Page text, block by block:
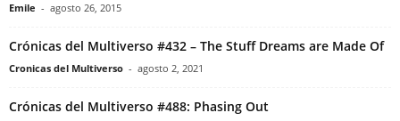
Emile - agosto 26, 2015
Crónicas del Multiverso #432 – The Stuff Dreams are Made Of
Cronicas del Multiverso - agosto 2, 2021
Crónicas del Multiverso #488: Phasing Out